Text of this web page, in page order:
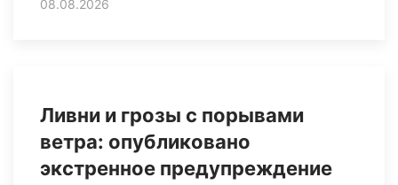
08.08.2026
Ливни и грозы с порывами
ветра: опубликовано
экстренное предупреждение